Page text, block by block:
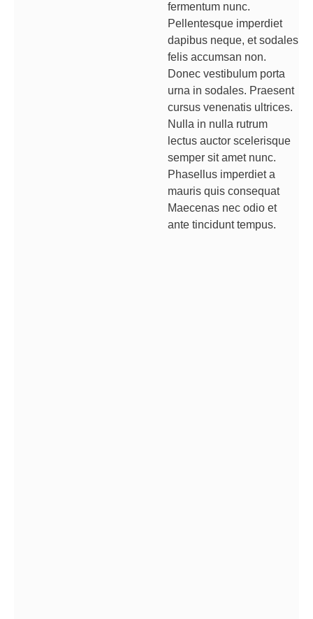
fermentum nunc.
Pellentesque imperdiet
dapibus neque, et sodales
felis accumsan non.
Donec vestibulum porta
urna in sodales. Praesent
cursus venenatis ultrices.
Nulla in nulla rutrum
lectus auctor scelerisque
semper sit amet nunc.
Phasellus imperdiet a
mauris quis consequat
Maecenas nec odio et
ante tincidunt tempus.